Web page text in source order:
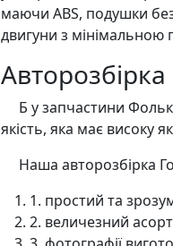
маючи ABS, подушки
двигуни з мінімальною
Б у запчастини
якість, яка має високу
Наша авторозбірка
1. простий та
2. величезний